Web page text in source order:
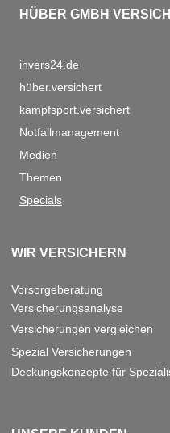
HÜBER GMBH
invers24.de
hüber.versichert
kampfsport.versichert
Notfallmanagement
Medien
Themen
Specials
WIR VERSICHERN
Vorsorgeberatung
Versicherungsanalyse
Versicherungen vergleichen
Spezial Versicherungen
Deckungskonzepte für